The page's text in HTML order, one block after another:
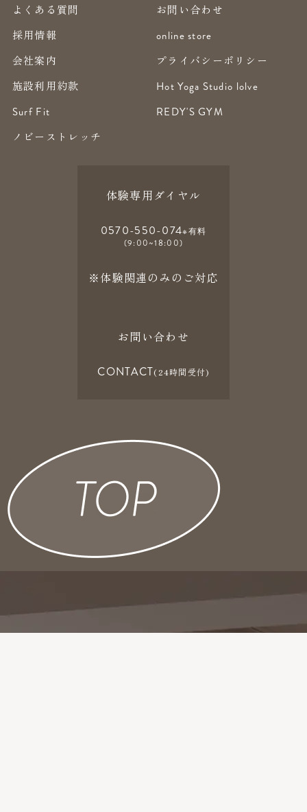
よくある質問
お問い合わせ
採用情報
online store
会社案内
プライバシーポリシー
施設利用約款
Hot Yoga Studio lolve
Surf Fit
REDY'S GYM
ノビーストレッチ
体験専用ダイヤル
0570-550-074※有料
(9:00~18:00)
※体験関連のみのご対応
お問い合わせ
CONTACT(24時間受付)